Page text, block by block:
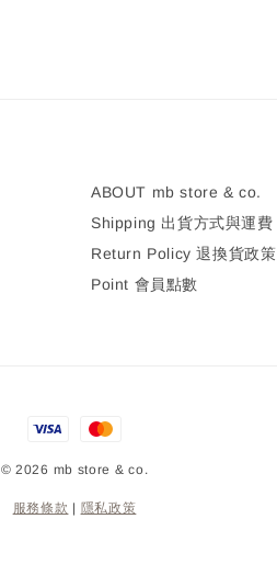
ABOUT mb store & co.
Shipping 出貨方式與運費
Return Policy 退換貨政策
Point 會員點數
© 2026 mb store & co.
服務條款 | 隱私政策